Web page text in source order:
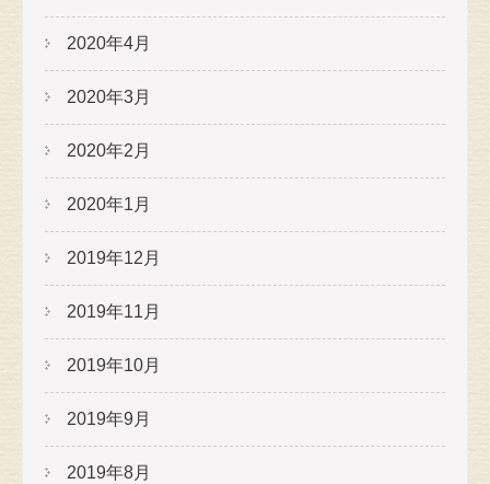
2020年4月
2020年3月
2020年2月
2020年1月
2019年12月
2019年11月
2019年10月
2019年9月
2019年8月